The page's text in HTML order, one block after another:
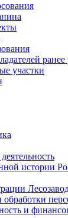
участки
истории
обработки
и